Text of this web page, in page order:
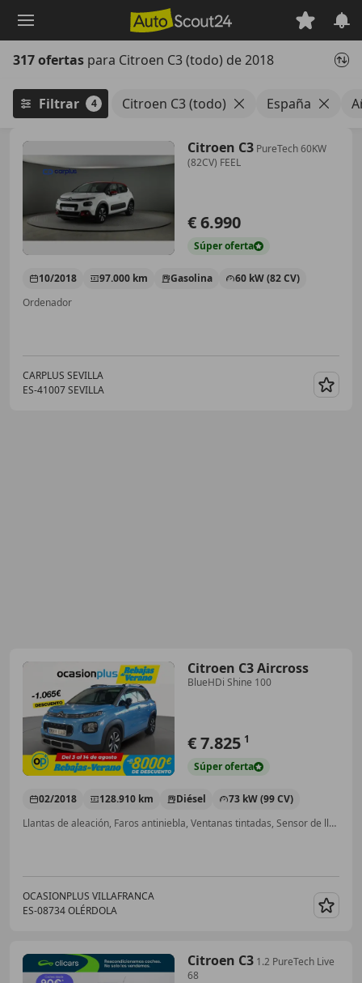
principal
317 ofertas para Citroen C3 (todo) de 2018
Filtrar 4 Citroen C3 (todo) España
Citroen C3 PureTech 60KW
(82CV) FEEL
€ 6.990
Súperoferta
10/2018 97.000 km Gasolina
60 kW (82 CV)
Ordenador
CARPLUS SEVILLA
ES-41007 SEVILLA
Citroen C3 Aircross
BlueHDi Shine 100
€ 7.825 1
Súperoferta
02/2018 128.910 km Diésel
73 kW (99 CV)
Llantas de aleación, Faros antiniebla, Ventanas tintadas, Sensor de lluvia, Manos libres, Bluetooth
OCASIONPLUS VILLAFRANCA
ES-08734 OLÉRDOLA
Citroen C3 1.2 PureTech Live
68